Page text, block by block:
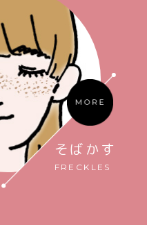
そばかす
FRECKLES